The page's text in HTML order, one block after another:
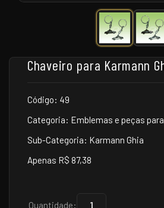
Chaveiro para Karmann
Código: 49
Categoria: Emblemas e peças
Sub-Categoria: Karmann Ghia
Apenas R$ 87,38
Quantidade: